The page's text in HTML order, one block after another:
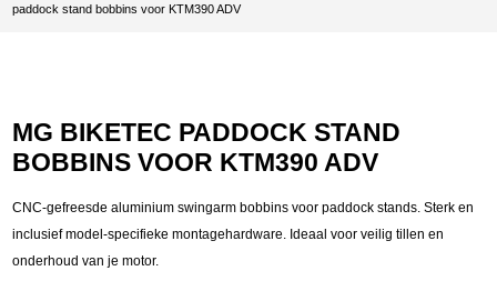
paddock stand bobbins voor KTM390 ADV
MG BIKETEC PADDOCK STAND
BOBBINS VOOR KTM390 ADV
CNC‑gefreesde aluminium swingarm bobbins voor paddock stands. Sterk en
inclusief model‑specifieke montagehardware. Ideaal voor veilig tillen en
onderhoud van je motor.